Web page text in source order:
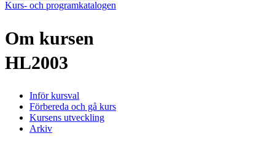
Kurs- och programkatalogen
Om kursen
HL2003
Inför kursval
Förbereda och gå kurs
Kursens utveckling
Arkiv